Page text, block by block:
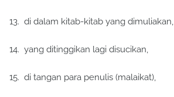
13. di dalam kitab-kitab yang dimuliakan,
14. yang ditinggikan lagi disucikan,
15. di tangan para penulis (malaikat),